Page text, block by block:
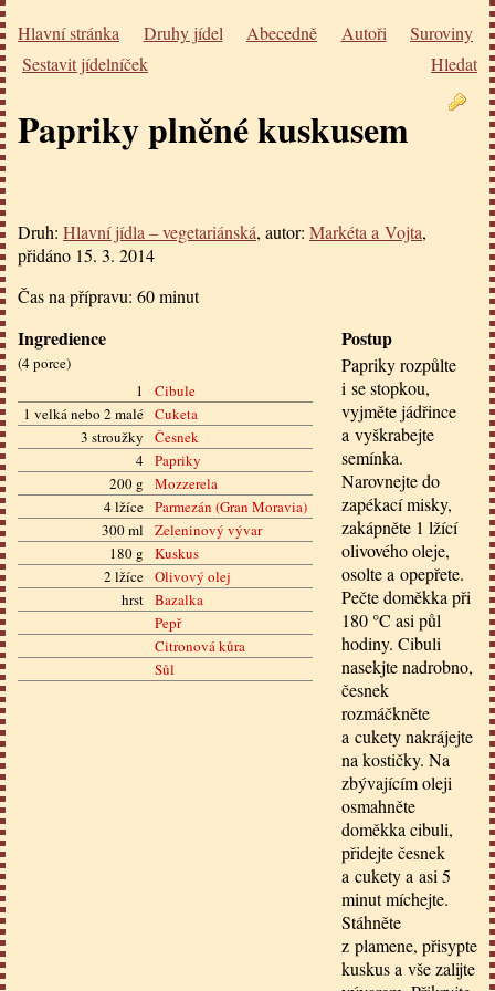
Hlavní stránka Druhy jídel Abecedně Autoři
Suroviny
Sestavit jídelníček
Hledat
Papriky plněné kuskusem
Druh: Hlavní jídla – vegetariánská, autor: Markéta a Vojta,
přidáno 15. 3. 2014
Čas na přípravu: 60 minut
Ingredience
(4 porce)
1
Cibule
1 velká nebo 2 malé Cuketa
3 stroužky
Česnek
4 Papriky
200 g
Mozzerela
4 lžíce Parmezán (Gran Moravia)
300 ml
Zeleninový vývar
180 g
Kuskus
2 lžíce Olivový olej
hrst Bazalka
Pepř
Citronová kůra
Sůl
Postup
Papriky rozpůlte
i se stopkou,
vyjměte jádřince
a vyškrabejte
semínka.
Narovnejte do
zapékací misky,
zakápněte 1 lžící
olivového oleje,
osolte a opepřete.
Pečte doměkka při
180 °C asi půl
hodiny. Cibuli
nasekjte nadrobno,
česnek
rozmáčkněte
a cukety nakrájejte
na kostičky. Na
zbývajícím oleji
osmahněte
doměkka cibuli,
přidejte česnek
a cukety a asi 5
minut míchejte.
Stáhněte
z plamene, přisypte
kuskus a vše zalijte